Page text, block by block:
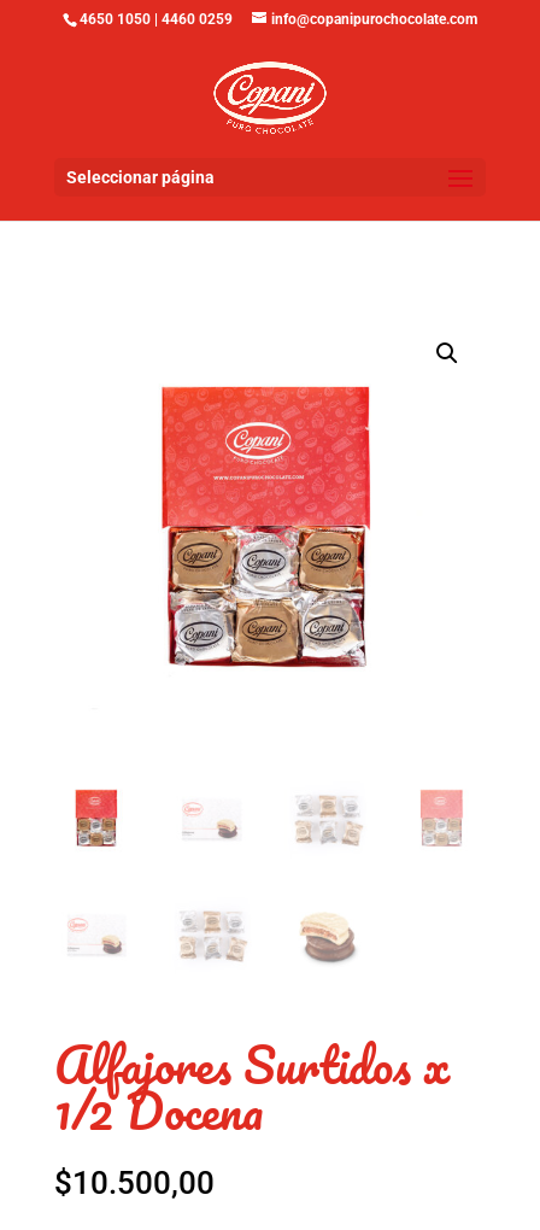
4650 1050 | 4460 0259 info@copanipurochocolate.com
Seleccionar página
Alfajores Surtidos x
1/2 Docena
$10.500,00